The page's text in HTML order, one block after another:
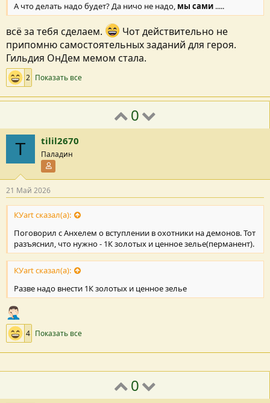
А что делать надо будет? Да ничо не надо, мы сами .....
всё за тебя сделаем.
Чот действительно не
припомню самостоятельных заданий для героя.
Гильдия ОнДем мемом стала.
2 Показать все
0
T tilil2670
Паладин
21 Май 2026
КУart сказал(а):
Поговорил с Анхелем о вступлении в охотники на демонов. Тот
разъяснил, что нужно - 1К золотых и ценное зелье(перманент).
КУart сказал(а):
Разве надо внести 1К золотых и ценное зелье
4 Показать все
0